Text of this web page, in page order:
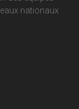
nationaux